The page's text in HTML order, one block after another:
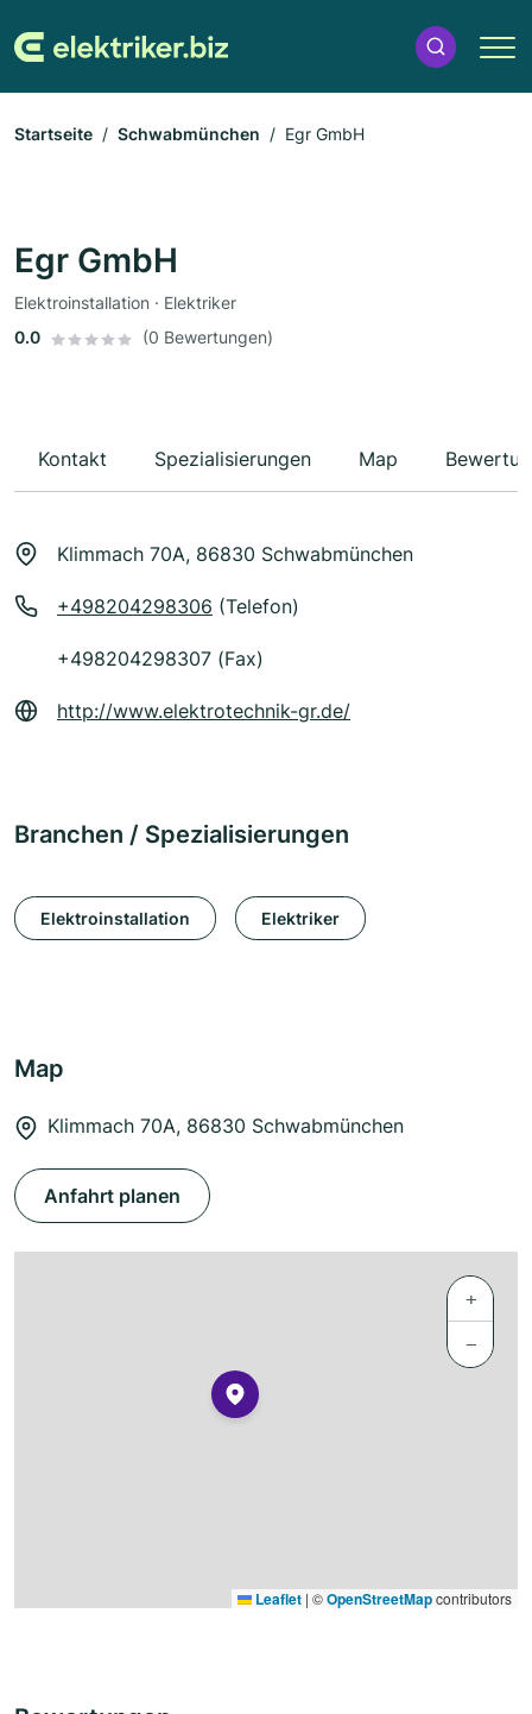
Startseite Schwabmünchen Egr GmbH
Egr GmbH
Elektroinstallation · Elektriker
0.0
(0 Bewertungen)
Kontakt Spezialisierungen Map
Klimmach 70A, 86830 Schwabmünchen
+498204298306 (Telefon)
+498204298307 (Fax)
http://www.elektrotechnik-gr.de/
Branchen / Spezialisierungen
Elektroinstallation Elektriker
Map
Klimmach 70A, 86830 Schwabmünchen
Anfahrt planen
+
−
Leaflet | ©OpenStreetMapcontributors